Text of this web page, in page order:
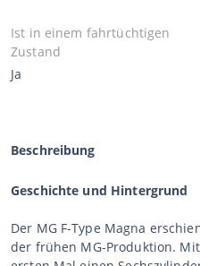
Ist in einem fahrtüchtigen
Zustand
Ja
Beschreibung
Geschichte und Hintergrund
Der MG F-Type Magna
der frühen MG-Produktion.